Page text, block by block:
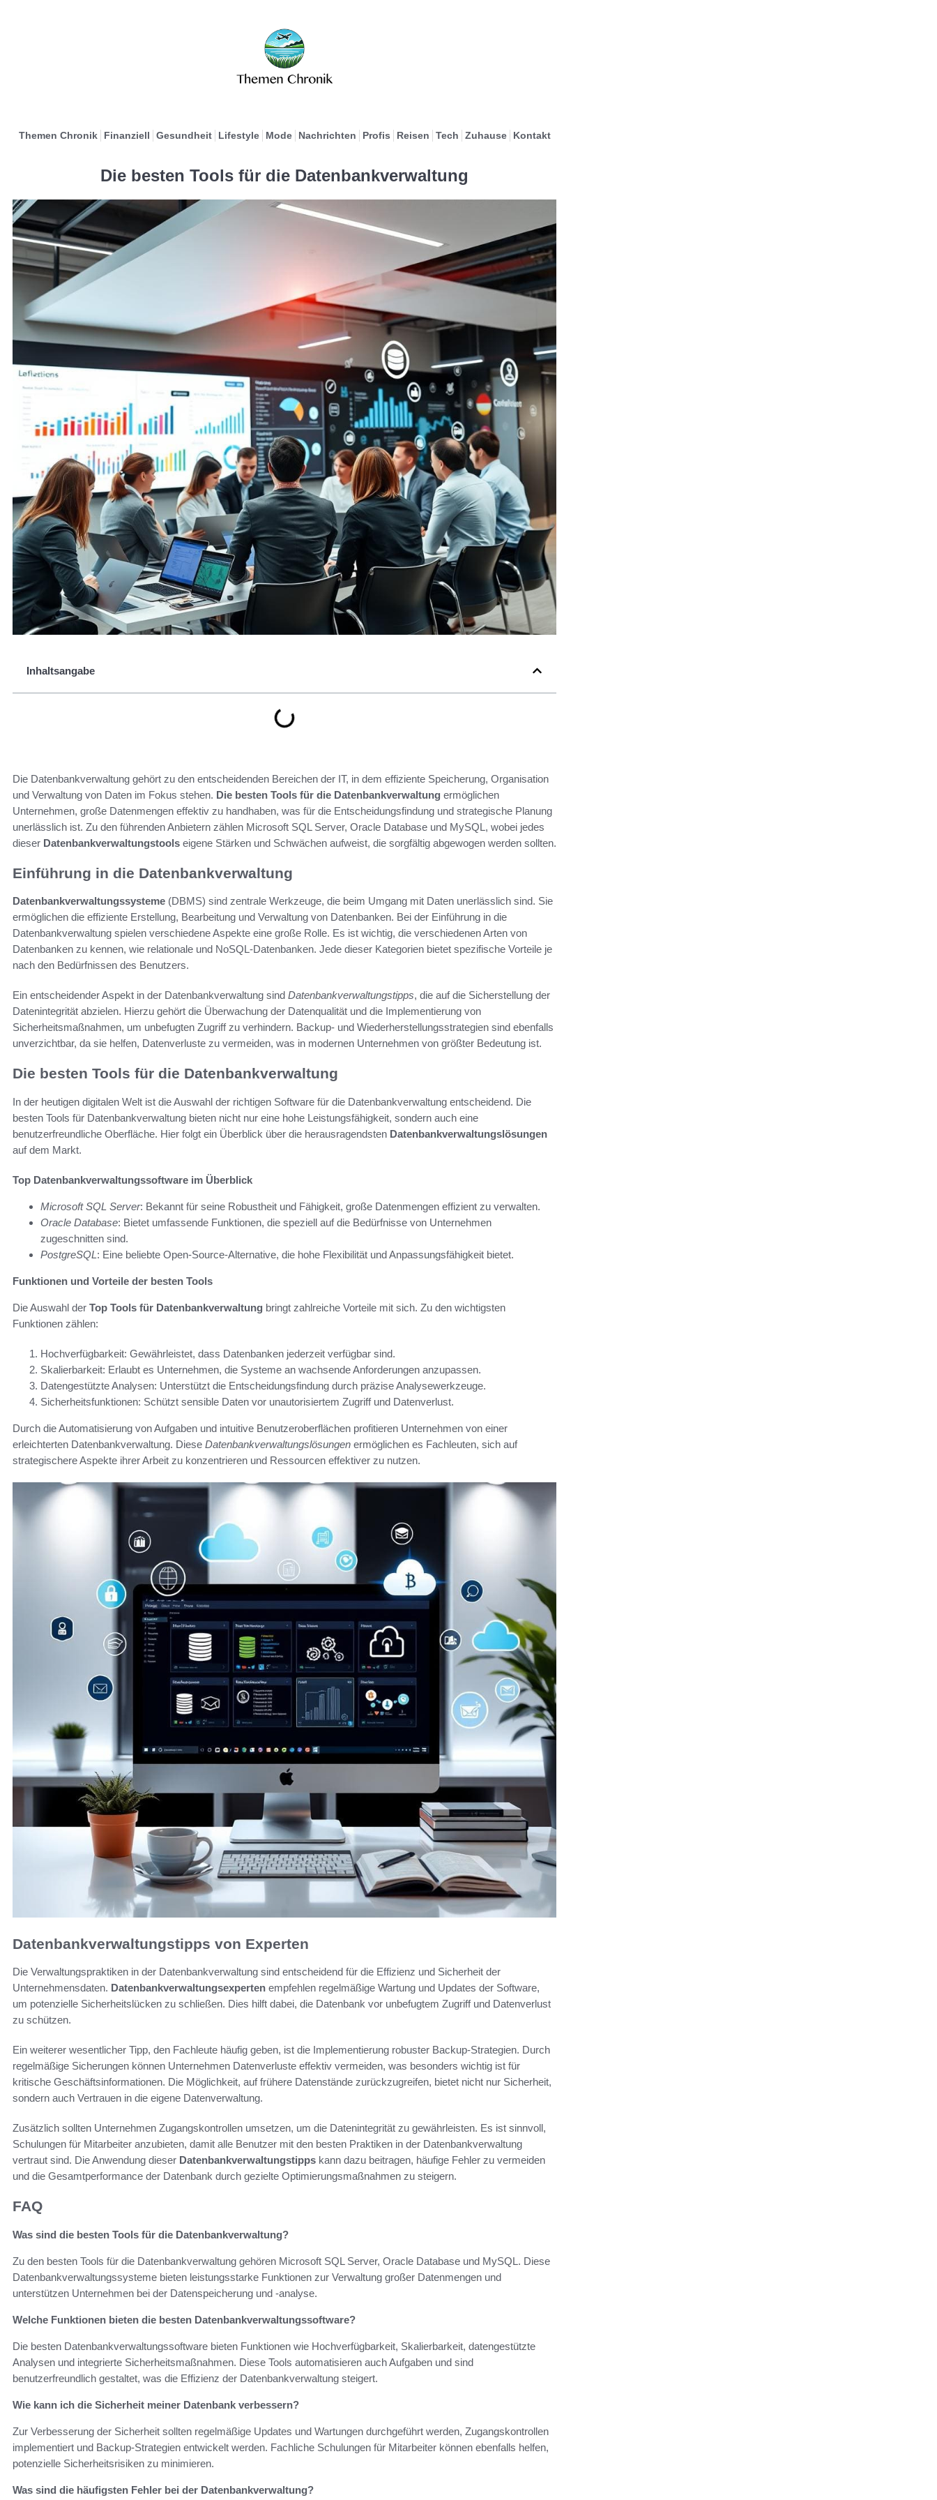
Themen Chronik Finanziell Gesundheit Lifestyle Mode Nachrichten Profis Reisen Tech Zuhause Kontakt
Die besten Tools für die Datenbankverwaltung
Inhaltsangabe
Die Datenbankverwaltung gehört zu den entscheidenden Bereichen der IT, in dem effiziente Speicherung, Organisation
und Verwaltung von Daten im Fokus stehen. Die besten Tools für die Datenbankverwaltung ermöglichen
Unternehmen, große Datenmengen effektiv zu handhaben, was für die Entscheidungsfindung und strategische Planung
unerlässlich ist. Zu den führenden Anbietern zählen Microsoft SQL Server, Oracle Database und MySQL, wobei jedes
dieser Datenbankverwaltungstools eigene Stärken und Schwächen aufweist, die sorgfältig abgewogen werden sollten.
Einführung in die Datenbankverwaltung
Datenbankverwaltungssysteme (DBMS) sind zentrale Werkzeuge, die beim Umgang mit Daten unerlässlich sind. Sie
ermöglichen die effiziente Erstellung, Bearbeitung und Verwaltung von Datenbanken. Bei der Einführung in die
Datenbankverwaltung spielen verschiedene Aspekte eine große Rolle. Es ist wichtig, die verschiedenen Arten von
Datenbanken zu kennen, wie relationale und NoSQL-Datenbanken. Jede dieser Kategorien bietet spezifische Vorteile je
nach den Bedürfnissen des Benutzers.
Ein entscheidender Aspekt in der Datenbankverwaltung sind Datenbankverwaltungstipps, die auf die Sicherstellung der
Datenintegrität abzielen. Hierzu gehört die Überwachung der Datenqualität und die Implementierung von
Sicherheitsmaßnahmen, um unbefugten Zugriff zu verhindern. Backup- und Wiederherstellungsstrategien sind ebenfalls
unverzichtbar, da sie helfen, Datenverluste zu vermeiden, was in modernen Unternehmen von größter Bedeutung ist.
Die besten Tools für die Datenbankverwaltung
In der heutigen digitalen Welt ist die Auswahl der richtigen Software für die Datenbankverwaltung entscheidend. Die
besten Tools für Datenbankverwaltung bieten nicht nur eine hohe Leistungsfähigkeit, sondern auch eine
benutzerfreundliche Oberfläche. Hier folgt ein Überblick über die herausragendsten Datenbankverwaltungslösungen
auf dem Markt.
Top Datenbankverwaltungssoftware im Überblick
Microsoft SQL Server: Bekannt für seine Robustheit und Fähigkeit, große Datenmengen effizient zu verwalten.
Oracle Database: Bietet umfassende Funktionen, die speziell auf die Bedürfnisse von Unternehmen
zugeschnitten sind.
PostgreSQL: Eine beliebte Open-Source-Alternative, die hohe Flexibilität und Anpassungsfähigkeit bietet.
Funktionen und Vorteile der besten Tools
Die Auswahl der Top Tools für Datenbankverwaltung bringt zahlreiche Vorteile mit sich. Zu den wichtigsten
Funktionen zählen:
Hochverfügbarkeit: Gewährleistet, dass Datenbanken jederzeit verfügbar sind.
Skalierbarkeit: Erlaubt es Unternehmen, die Systeme an wachsende Anforderungen anzupassen.
Datengestützte Analysen: Unterstützt die Entscheidungsfindung durch präzise Analysewerkzeuge.
Sicherheitsfunktionen: Schützt sensible Daten vor unautorisiertem Zugriff und Datenverlust.
Durch die Automatisierung von Aufgaben und intuitive Benutzeroberflächen profitieren Unternehmen von einer
erleichterten Datenbankverwaltung. Diese Datenbankverwaltungslösungen ermöglichen es Fachleuten, sich auf
strategischere Aspekte ihrer Arbeit zu konzentrieren und Ressourcen effektiver zu nutzen.
Datenbankverwaltungstipps von Experten
Die Verwaltungspraktiken in der Datenbankverwaltung sind entscheidend für die Effizienz und Sicherheit der
Unternehmensdaten. Datenbankverwaltungsexperten empfehlen regelmäßige Wartung und Updates der Software,
um potenzielle Sicherheitslücken zu schließen. Dies hilft dabei, die Datenbank vor unbefugtem Zugriff und Datenverlust
zu schützen.
Ein weiterer wesentlicher Tipp, den Fachleute häufig geben, ist die Implementierung robuster Backup-Strategien. Durch
regelmäßige Sicherungen können Unternehmen Datenverluste effektiv vermeiden, was besonders wichtig ist für
kritische Geschäftsinformationen. Die Möglichkeit, auf frühere Datenstände zurückzugreifen, bietet nicht nur Sicherheit,
sondern auch Vertrauen in die eigene Datenverwaltung.
Zusätzlich sollten Unternehmen Zugangskontrollen umsetzen, um die Datenintegrität zu gewährleisten. Es ist sinnvoll,
Schulungen für Mitarbeiter anzubieten, damit alle Benutzer mit den besten Praktiken in der Datenbankverwaltung
vertraut sind. Die Anwendung dieser Datenbankverwaltungstipps kann dazu beitragen, häufige Fehler zu vermeiden
und die Gesamtperformance der Datenbank durch gezielte Optimierungsmaßnahmen zu steigern.
FAQ
Was sind die besten Tools für die Datenbankverwaltung?
Zu den besten Tools für die Datenbankverwaltung gehören Microsoft SQL Server, Oracle Database und MySQL. Diese
Datenbankverwaltungssysteme bieten leistungsstarke Funktionen zur Verwaltung großer Datenmengen und
unterstützen Unternehmen bei der Datenspeicherung und -analyse.
Welche Funktionen bieten die besten Datenbankverwaltungssoftware?
Die besten Datenbankverwaltungssoftware bieten Funktionen wie Hochverfügbarkeit, Skalierbarkeit, datengestützte
Analysen und integrierte Sicherheitsmaßnahmen. Diese Tools automatisieren auch Aufgaben und sind
benutzerfreundlich gestaltet, was die Effizienz der Datenbankverwaltung steigert.
Wie kann ich die Sicherheit meiner Datenbank verbessern?
Zur Verbesserung der Sicherheit sollten regelmäßige Updates und Wartungen durchgeführt werden, Zugangskontrollen
implementiert und Backup-Strategien entwickelt werden. Fachliche Schulungen für Mitarbeiter können ebenfalls helfen,
potenzielle Sicherheitsrisiken zu minimieren.
Was sind die häufigsten Fehler bei der Datenbankverwaltung?